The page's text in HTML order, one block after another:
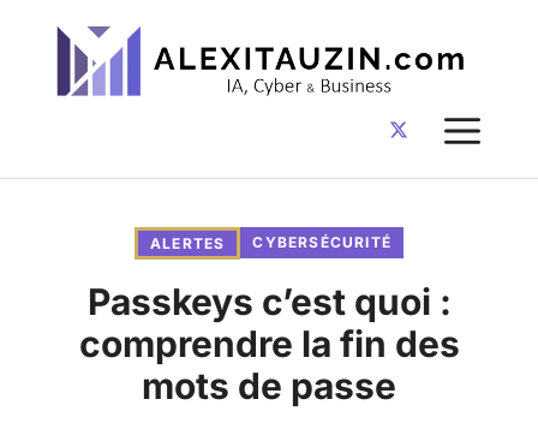
contenu
ALERTES CYBERSÉCURITÉ
Passkeys c’est quoi :
comprendre la fin des
mots de passe